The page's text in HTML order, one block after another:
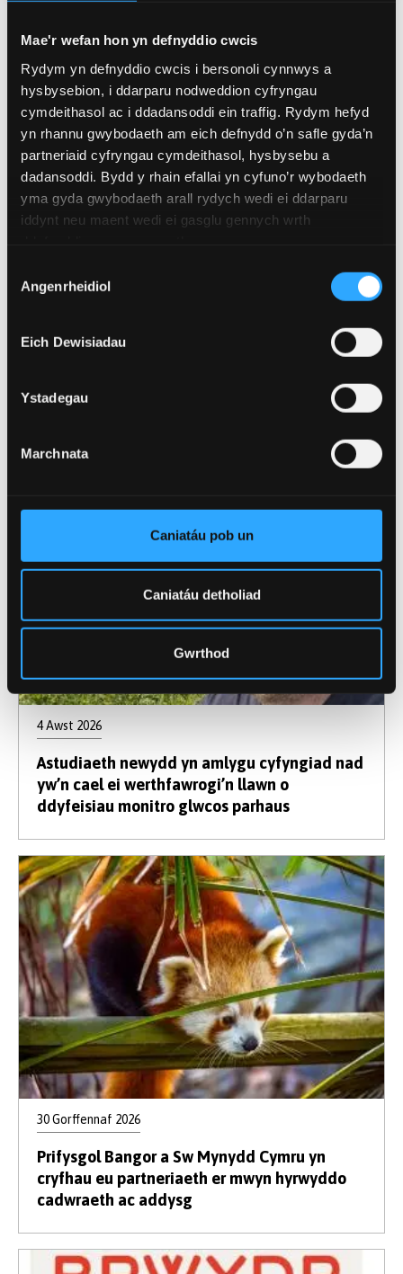
Mae'r wefan hon yn defnyddio cwcis
Rydym yn defnyddio cwcis i bersonoli cynnwys a
hysbysebion, i ddarparu nodweddion cyfryngau
cymdeithasol ac i ddadansoddi ein traffig. Rydym hefyd
yn rhannu gwybodaeth am eich defnydd o’n safle gyda’n
partneriaid cyfryngau cymdeithasol, hysbysebu a
dadansoddi. Bydd y rhain efallai yn cyfuno’r wybodaeth
yma gyda gwybodaeth arall rydych wedi ei ddarparu
iddynt neu maent wedi ei gasglu gennych wrth
Caniatâd
Angenrheidiol
Eich Dewisiadau
Ystadegau
Marchnata
Caniatáu pob un
Caniatáu detholiad
Gwrthod
Newyddion Perthnasol
wedi'i ethol yn Gymrawd Cymdeithas America
ar gyfer Ymchwil i Esgyrn a Mwynau
4 Awst 2026
Astudiaeth newydd yn amlygu cyfyngiad nad
yw’n cael ei werthfawrogi’n llawn o
ddyfeisiau monitro glwcos parhaus
30 Gorffennaf 2026
Prifysgol Bangor a Sw Mynydd Cymru yn
cryfhau eu partneriaeth er mwyn hyrwyddo
cadwraeth ac addysg